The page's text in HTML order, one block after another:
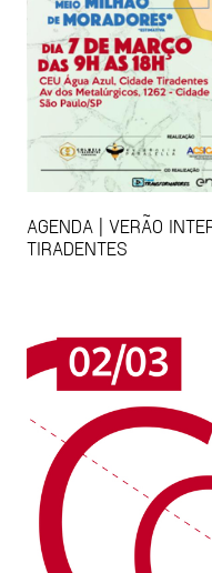
AGENDA | VERÃO
TIRADENTES